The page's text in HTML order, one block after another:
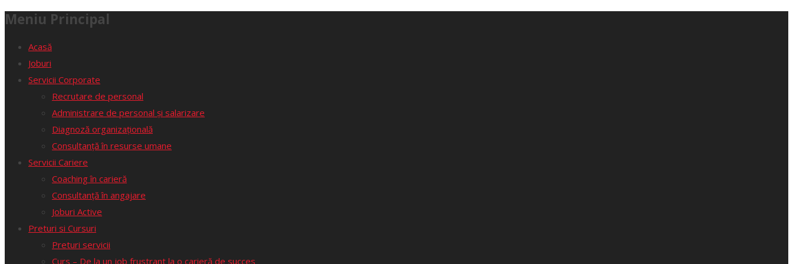
Meniu Principal
Acasă
Joburi
Servicii Corporate
Recrutare de personal
Administrare de personal și salarizare
Diagnoză organizațională
Consultanță în resurse umane
Servicii Cariere
Coaching în carieră
Consultanță în angajare
Joburi Active
Preturi si Cursuri
Preturi servicii
Curs – De la un job frustrant la o carieră de succes